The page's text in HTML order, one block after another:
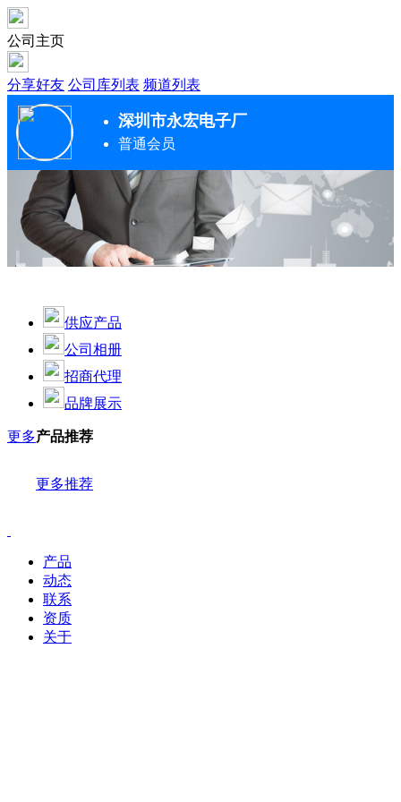
公司主页
分享好友 公司库列表 频道列表
深圳市永宏电子厂
普通会员
供应产品
公司相册
招商代理
品牌展示
更多产品推荐
更多推荐
产品
动态
联系
资质
关于